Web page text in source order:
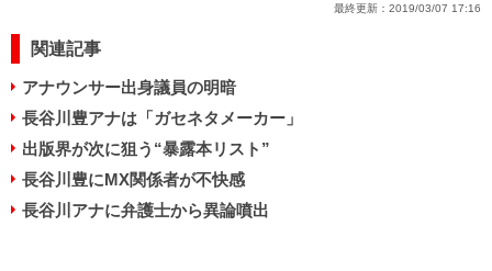
最終更新： 2019/03/07 17:16
関連記事
アナウンサー出身議員の明暗
長谷川豊アナは「ガセネタメーカー」
出版界が次に狙う“暴露本リスト”
長谷川豊にMX関係者が不快感
長谷川アナに弁護士から異論噴出